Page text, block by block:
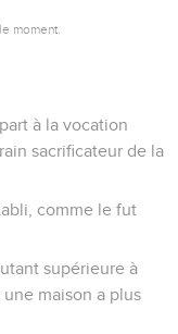
moment.
à la vocation
sacrificateur de la
comme le fut
supérieure à
maison a plus